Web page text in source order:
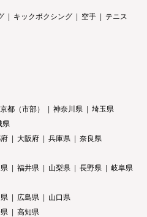
キックボクシング 空手
テニス
都（市部） 神奈川県
埼玉県
県
大阪府 兵庫県
奈良県
福井県 山梨県 長野県
岐阜県
広島県
山口県
高知県